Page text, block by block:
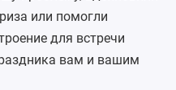
или помогли
для встречи
вам и вашим